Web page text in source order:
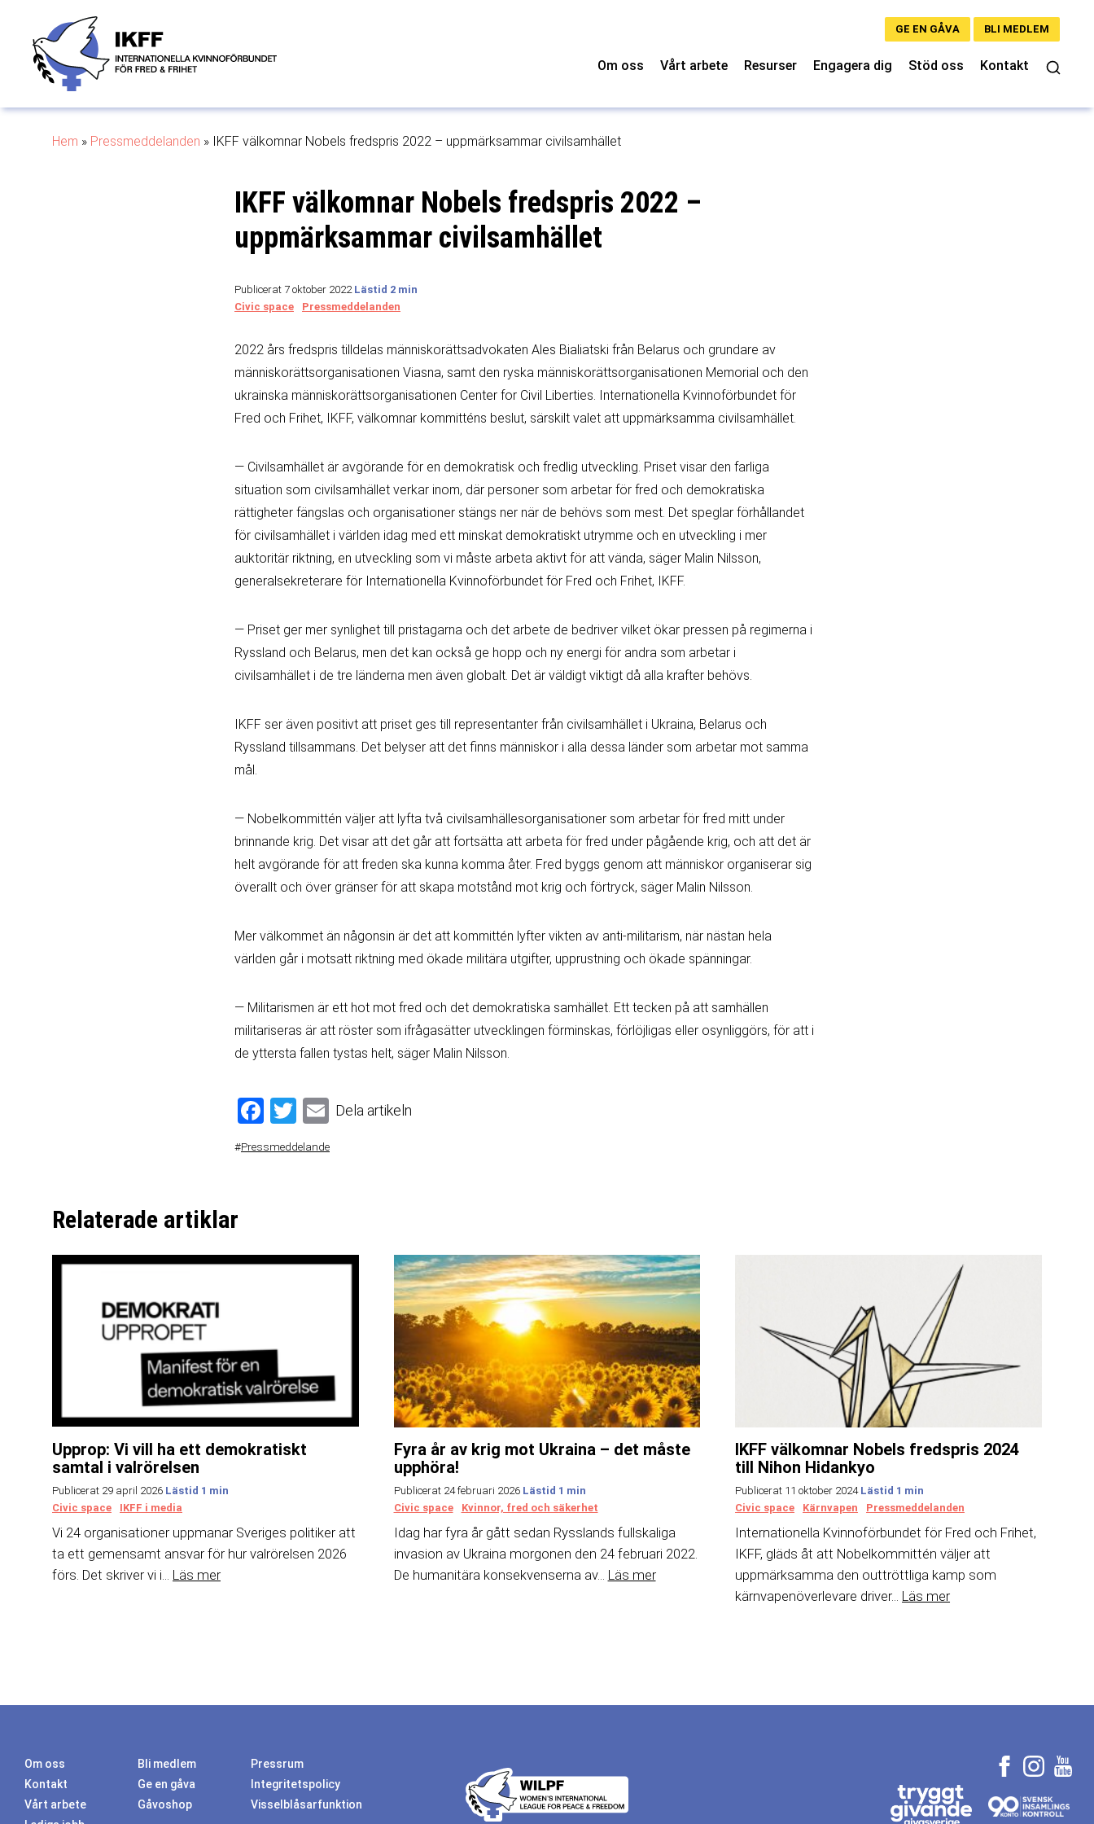
BLI MEDLEM
GE EN GÅVA
Om oss Vårt arbete Resurser Engagera dig Stöd oss Kontakt
Hem » Pressmeddelanden » IKFF välkomnar Nobels fredspris 2022 – uppmärksammar civilsamhället
IKFF välkomnar Nobels fredspris 2022 –
uppmärksammar civilsamhället
Publicerat 7 oktober 2022
Civic space
Pressmeddelanden
2022 års fredspris tilldelas människorättsadvokaten Ales Bialiatski från Belarus och grundare av
människorättsorganisationen Viasna, samt den ryska människorättsorganisationen Memorial och den
ukrainska människorättsorganisationen Center for Civil Liberties. Internationella Kvinnoförbundet för
Fred och Frihet, IKFF, välkomnar kommitténs beslut, särskilt valet att uppmärksamma civilsamhället.
— Civilsamhället är avgörande för en demokratisk och fredlig utveckling. Priset visar den farliga
situation som civilsamhället verkar inom, där personer som arbetar för fred och demokratiska
rättigheter fängslas och organisationer stängs ner när de behövs som mest. Det speglar förhållandet
för civilsamhället i världen idag med ett minskat demokratiskt utrymme och en utveckling i mer
auktoritär riktning, en utveckling som vi måste arbeta aktivt för att vända, säger Malin Nilsson,
generalsekreterare för Internationella Kvinnoförbundet för Fred och Frihet, IKFF.
— Priset ger mer synlighet till pristagarna och det arbete de bedriver vilket ökar pressen på regimerna i
Ryssland och Belarus, men det kan också ge hopp och ny energi för andra som arbetar i
civilsamhället i de tre länderna men även globalt. Det är väldigt viktigt då alla krafter behövs.
IKFF ser även positivt att priset ges till representanter från civilsamhället i Ukraina, Belarus och
Ryssland tillsammans. Det belyser att det finns människor i alla dessa länder som arbetar mot samma
mål.
— Nobelkommittén väljer att lyfta två civilsamhällesorganisationer som arbetar för fred mitt under
brinnande krig. Det visar att det går att fortsätta att arbeta för fred under pågående krig, och att det är
helt avgörande för att freden ska kunna komma åter. Fred byggs genom att människor organiserar sig
överallt och över gränser för att skapa motstånd mot krig och förtryck, säger Malin Nilsson.
Mer välkommet än någonsin är det att kommittén lyfter vikten av anti-militarism, när nästan hela
världen går i motsatt riktning med ökade militära utgifter, upprustning och ökade spänningar.
— Militarismen är ett hot mot fred och det demokratiska samhället. Ett tecken på att samhällen
militariseras är att röster som ifrågasätter utvecklingen förminskas, förlöjligas eller osynliggörs, för att i
de yttersta fallen tystas helt, säger Malin Nilsson.
Facebook
TwitterEmail
Dela artikeln
#Pressmeddelande
Relaterade artiklar
Upprop: Vi vill ha ett demokratiskt
samtal i valrörelsen
Publicerat 29 april 2026
Civic space
IKFF i media
Vi 24 organisationer uppmanar Sveriges politiker att
ta ett gemensamt ansvar för hur valrörelsen 2026
förs. Det skriver vi i... Läs mer
Fyra år av krig mot Ukraina – det måste
upphöra!
Publicerat 24 februari 2026
Civic space
Kvinnor, fred och säkerhet
Idag har fyra år gått sedan Rysslands fullskaliga
invasion av Ukraina morgonen den 24 februari 2022.
De humanitära konsekvenserna av... Läs mer
IKFF välkomnar Nobels fredspris 2024
till Nihon Hidankyo
Publicerat 11 oktober 2024
Civic space
Kärnvapen Pressmeddelanden
Internationella Kvinnoförbundet för Fred och Frihet,
IKFF, gläds åt att Nobelkommittén väljer att
uppmärksamma den outtröttliga kamp som
kärnvapenöverlevare driver... Läs mer
Om oss Bli medlem
Pressrum
Kontakt
Ge en gåva
Integritetspolicy
Vårt arbete
Gåvoshop
Visselblåsarfunktion